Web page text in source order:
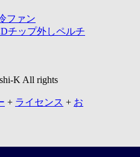
ファン
チップ外しペルチ
K All rights
+ ライセンス + お